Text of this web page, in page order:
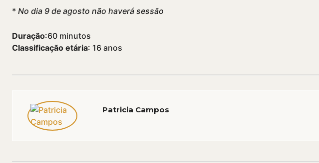
* No dia 9 de agosto não haverá sessão
Duração:60 minutos
Classificação etária: 16 anos
Patricia Campos